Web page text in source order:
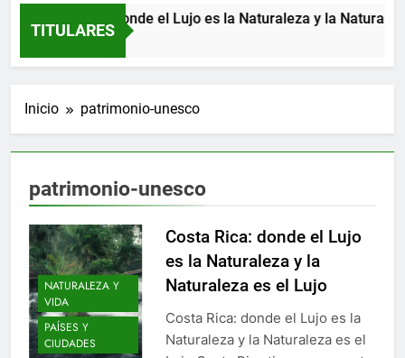
TITULARES
Costa Rica: donde el Lujo es la Naturaleza y la Naturaleza
3 Días Atrás
Inicio patrimonio-unesco
patrimonio-unesco
NATURALEZA Y
VIDA
PAÍSES Y
CIUDADES
Costa Rica: donde el Lujo
es la Naturaleza y la
Naturaleza es el Lujo
Costa Rica: donde el Lujo es la
Naturaleza y la Naturaleza es el